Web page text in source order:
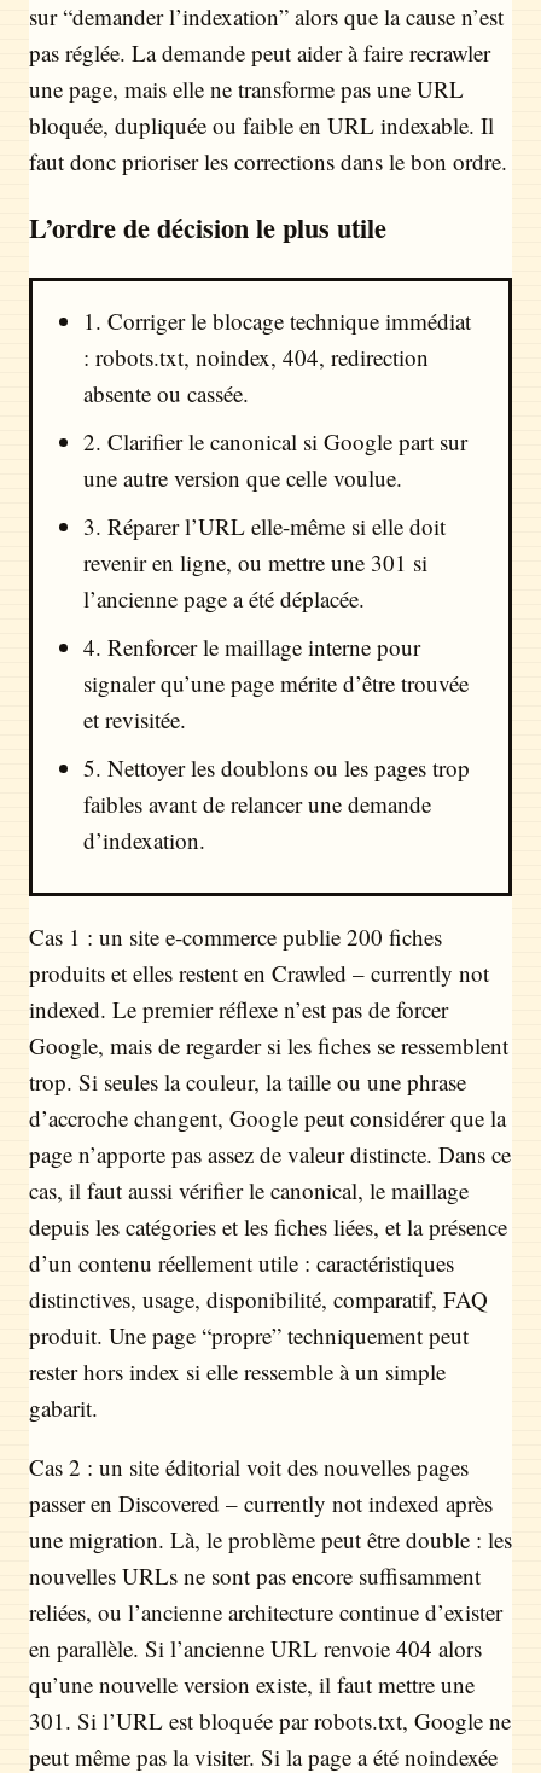
sur “demander l’indexation” alors que la cause n’est
pas réglée. La demande peut aider à faire recrawler
une page, mais elle ne transforme pas une URL
bloquée, dupliquée ou faible en URL indexable. Il
faut donc prioriser les corrections dans le bon ordre.
L’ordre de décision le plus utile
1. Corriger le blocage technique immédiat
: robots.txt, noindex, 404, redirection
absente ou cassée.
2. Clarifier le canonical si Google part sur
une autre version que celle voulue.
3. Réparer l’URL elle-même si elle doit
revenir en ligne, ou mettre une 301 si
l’ancienne page a été déplacée.
4. Renforcer le maillage interne pour
signaler qu’une page mérite d’être trouvée
et revisitée.
5. Nettoyer les doublons ou les pages trop
faibles avant de relancer une demande
d’indexation.
Cas 1 : un site e-commerce publie 200 fiches
produits et elles restent en Crawled – currently not
indexed. Le premier réflexe n’est pas de forcer
Google, mais de regarder si les fiches se ressemblent
trop. Si seules la couleur, la taille ou une phrase
d’accroche changent, Google peut considérer que la
page n’apporte pas assez de valeur distincte. Dans ce
cas, il faut aussi vérifier le canonical, le maillage
depuis les catégories et les fiches liées, et la présence
d’un contenu réellement utile : caractéristiques
distinctives, usage, disponibilité, comparatif, FAQ
produit. Une page “propre” techniquement peut
rester hors index si elle ressemble à un simple
gabarit.
Cas 2 : un site éditorial voit des nouvelles pages
passer en Discovered – currently not indexed après
une migration. Là, le problème peut être double : les
nouvelles URLs ne sont pas encore suffisamment
reliées, ou l’ancienne architecture continue d’exister
en parallèle. Si l’ancienne URL renvoie 404 alors
qu’une nouvelle version existe, il faut mettre une
301. Si l’URL est bloquée par robots.txt, Google ne
peut même pas la visiter. Si la page a été noindexée